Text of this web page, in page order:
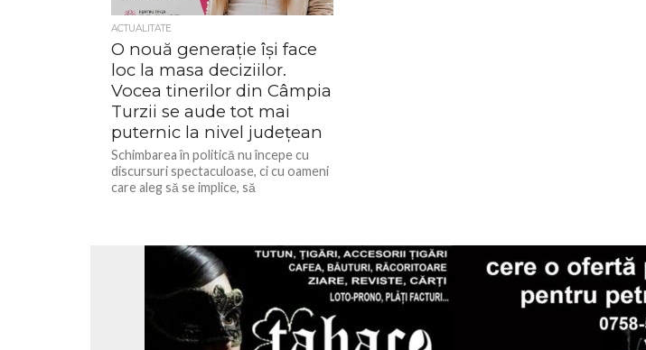
ACTUALITATE
O nouă generație își face
loc la masa deciziilor.
Vocea tinerilor din Câmpia
Turzii se aude tot mai
puternic la nivel județean
Schimbarea în politică nu începe cu
discursuri spectaculoase, ci cu oameni
care aleg să se implice, să